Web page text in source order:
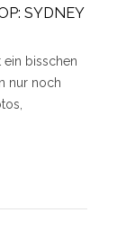
SYDNEY
ein bisschen
nur noch